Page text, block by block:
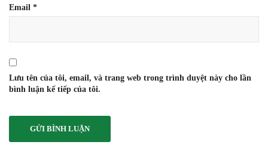
Email *
Lưu tên của tôi, email, và trang web trong trình duyệt này cho lần
bình luận kế tiếp của tôi.